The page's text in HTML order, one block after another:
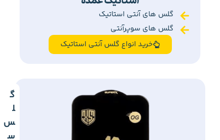
گلس های آنتی استاتیک
گلس های سوپرآنتی
خرید انواع گلس آنتی استاتیک
گ
ل
س
س